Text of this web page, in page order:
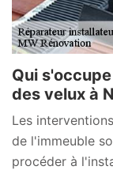
Qui
des velux à
Les
de l'immeuble
procéder à